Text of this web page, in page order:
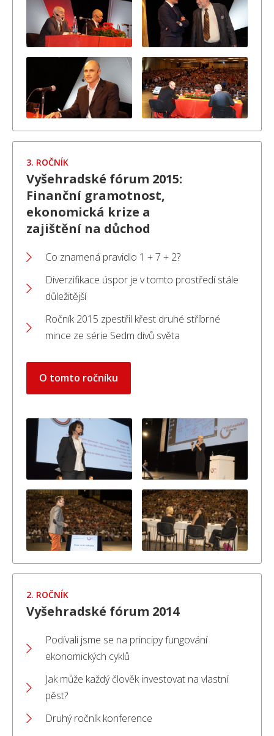
3. ROČNÍK
Vyšehradské fórum 2015:
Finanční gramotnost,
ekonomická krize a
zajištění na důchod
Co znamená pravidlo 1 + 7 + 2?
Diverzifikace úspor je v tomto prostředí stále
důležitější
Ročník 2015 zpestřil křest druhé stříbrné
mince ze série Sedm divů světa
O tomto ročníku
2. ROČNÍK
Vyšehradské fórum 2014
Podívali jsme se na principy fungování
ekonomických cyklů
Jak může každý člověk investovat na vlastní
pěst?
Druhý ročník konference